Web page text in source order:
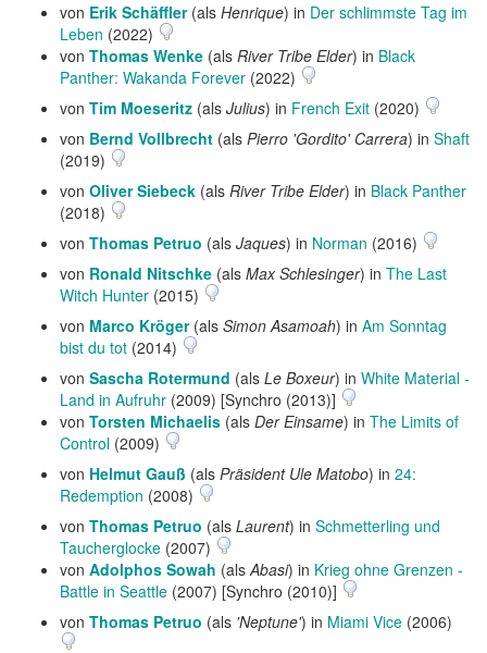
von Erik Schäffler(als Henrique) in Der schlimmste Tag im
Leben (2022)
von Thomas Wenke (als River Tribe Elder) in Black
Panther: Wakanda Forever (2022)
von Tim Moeseritz (als Julius) in French Exit (2020)
von Bernd Vollbrecht (als Pierro 'Gordito' Carrera) in Shaft
(2019)
von Oliver Siebeck (als River Tribe Elder) in Black Panther
(2018)
von Thomas Petruo (als Jaques) in Norman (2016)
von Ronald Nitschke (als Max Schlesinger) in The Last
Witch Hunter (2015)
von Marco Kröger(als Simon Asamoah) in Am Sonntag
bist du tot (2014)
von Sascha Rotermund (als Le Boxeur) in White Material -
Land in Aufruhr (2009) [Synchro (2013)]
von Torsten Michaelis (als Der Einsame) in The Limits of
Control (2009)
von Helmut Gauß (als Präsident Ule Matobo) in 24:
Redemption (2008)
von Thomas Petruo (als Laurent) in Schmetterling und
Taucherglocke (2007)
von Adolphos Sowah (alsAbasi) in Krieg ohne Grenzen -
Battle in Seattle (2007) [Synchro (2010)]
von Thomas Petruo (als 'Neptune') in Miami Vice (2006)